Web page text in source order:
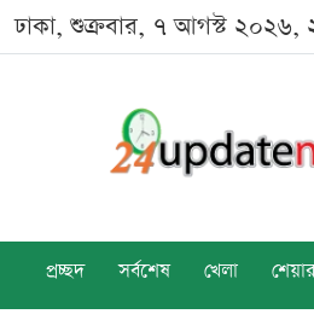
ঢাকা, শুক্রবার, ৭ আগস্ট ২০২৬,
প্রচ্ছদ সর্বশেষ খেলা